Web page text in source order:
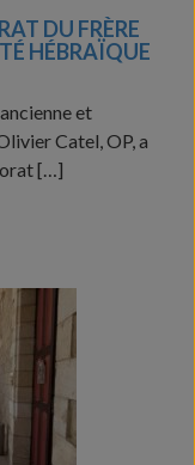
DU FRÈRE
HÉBRAÏQUE
et
Catel, OP, a
[…]